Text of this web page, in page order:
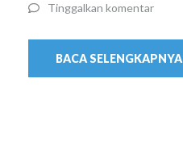
Tinggalkan komentar
BACA SELENGKAPNYA